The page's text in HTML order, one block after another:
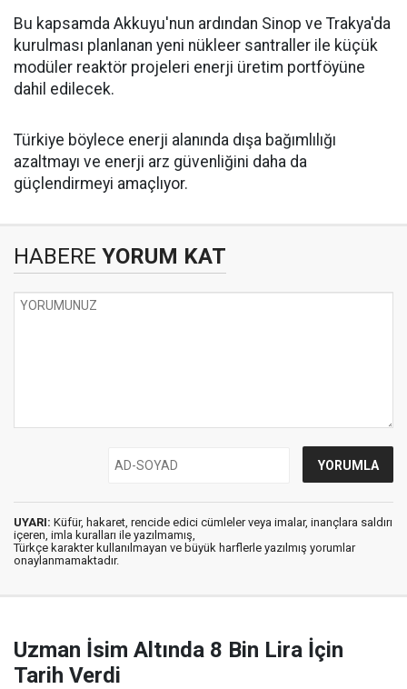
Bu kapsamda Akkuyu'nun ardından Sinop ve Trakya'da
kurulması planlanan yeni nükleer santraller ile küçük
modüler reaktör projeleri enerji üretim portföyüne
dahil edilecek.
Türkiye böylece enerji alanında dışa bağımlılığı
azaltmayı ve enerji arz güvenliğini daha da
güçlendirmeyi amaçlıyor.
HABERE YORUM KAT
UYARI: Küfür, hakaret, rencide edici cümleler veya imalar, inançlara saldırı
içeren, imla kuralları ile yazılmamış,
Türkçe karakter kullanılmayan ve büyük harflerle yazılmış yorumlar
onaylanmamaktadır.
Uzman İsim Altında 8 Bin Lira İçin
Tarih Verdi